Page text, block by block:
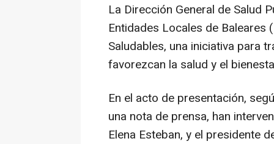
La Dirección General de Salud
Entidades Locales de
Saludables, una iniciativa para
favorezcan la salud y el
En el acto de presentación,
una nota de prensa, han
Elena Esteban, y el presidente